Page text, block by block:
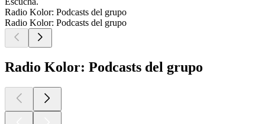
Radio Kolor: Podcasts del grupo
Radio Kolor: Podcasts del grupo
Radio Kolor: Podcasts del grupo